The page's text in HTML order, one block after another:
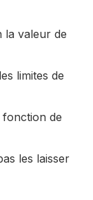
la valeur de
limites de
fonction de
les laisser